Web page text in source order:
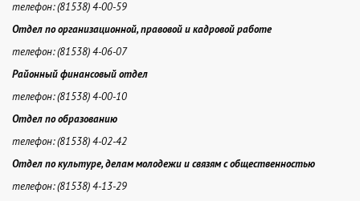
телефон: (81538) 4-00-59
Отдел по организационной, правовой и кадровой работе
телефон: (81538) 4-06-07
Районный финансовый отдел
телефон: (81538) 4-00-10
Отдел по образованию
телефон: (81538) 4-02-42
Отдел по культуре, делам молодежи и связям с общественностью
телефон: (81538) 4-13-29